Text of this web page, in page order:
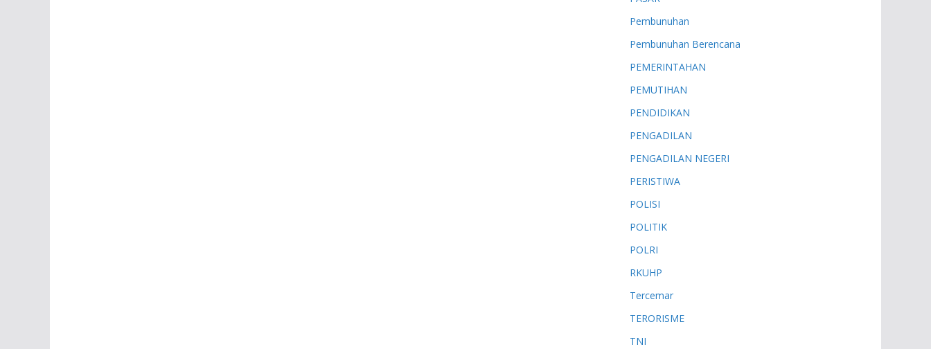
Pembunuhan
Pembunuhan Berencana
PEMERINTAHAN
PEMUTIHAN
PENDIDIKAN
PENGADILAN
PENGADILAN NEGERI
PERISTIWA
POLISI
POLITIK
POLRI
RKUHP
Tercemar
TERORISME
TNI